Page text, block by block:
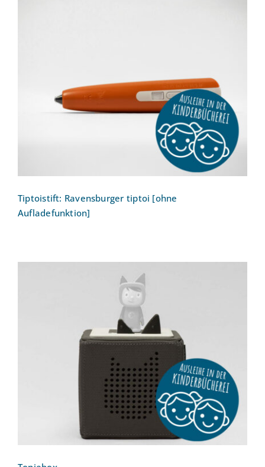
Tiptoistift: Ravensburger tiptoi [ohne
Aufladefunktion]
Tiptoistift: Ravensburger tiptoi [ohne
Aufladefunktion]